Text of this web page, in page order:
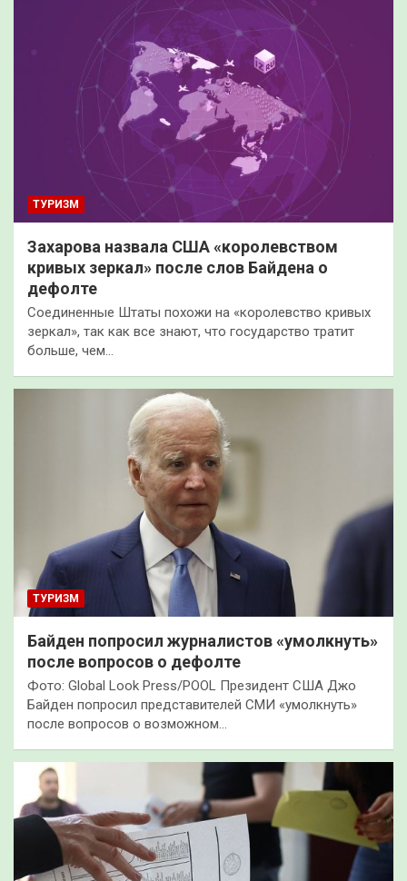
ТУРИЗМ
Захарова назвала США «королевством
кривых зеркал» после слов Байдена о
дефолте
Соединенные Штаты похожи на «королевство кривых
зеркал», так как все знают, что государство тратит
больше, чем…
ТУРИЗМ
Байден попросил журналистов «умолкнуть»
после вопросов о дефолте
Фото: Global Look Press/POOL Президент США Джо
Байден попросил представителей СМИ «умолкнуть»
после вопросов о возможном…